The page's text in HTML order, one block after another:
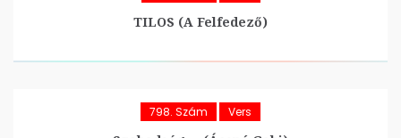
TILOS (A Felfedező)
798. Szám Vers